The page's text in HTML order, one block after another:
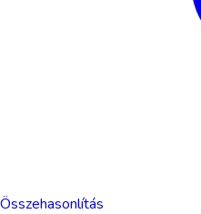
Összehasonlítás